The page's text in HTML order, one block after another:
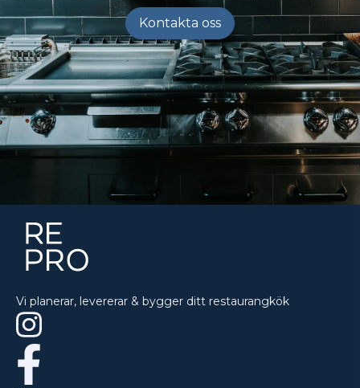
Kontakta oss
Vi planerar, levererar & bygger ditt restaurangkök